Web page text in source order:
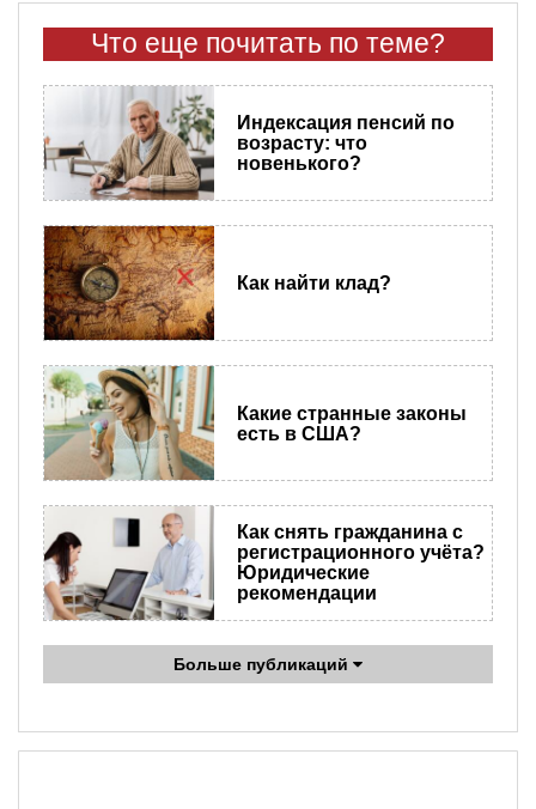
Что еще почитать по теме?
Индексация пенсий по
возрасту: что
новенького?
Как найти клад?
Какие странные законы
есть в США?
Как снять гражданина с
регистрационного учёта?
Юридические
рекомендации
Больше публикаций